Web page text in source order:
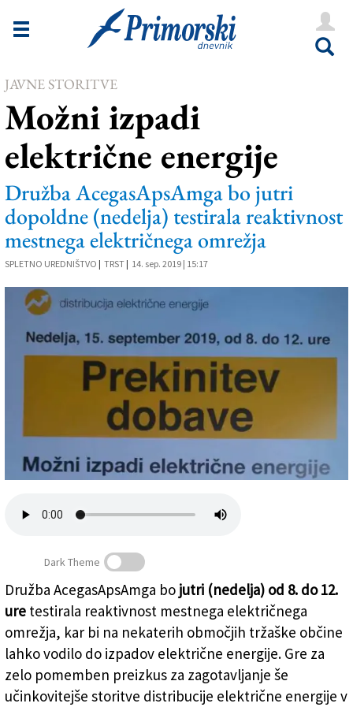
Novice
Goriška
Kultura
Šport
Še
Vreme
V Kioskih
Uredništvo
Oglasi
JAVNE STORITVE
Možni izpadi
električne energije
Družba AcegasApsAmga bo jutri
dopoldne (nedelja) testirala reaktivnost
mestnega električnega omrežja
SPLETNO UREDNIŠTVO | TRST | 14. sep. 2019 | 15:17
Občane opozarjajo tudi obvestila v slovenskem jeziku
Dark Theme
Družba AcegasApsAmga bo jutri (nedelja) od 8. do 12.
ure testirala reaktivnost mestnega električnega
omrežja, kar bi na nekaterih območjih tržaške občine
lahko vodilo do izpadov električne energije. Gre za
zelo pomemben preizkus za zagotavljanje še
učinkovitejše storitve distribucije električne energije v